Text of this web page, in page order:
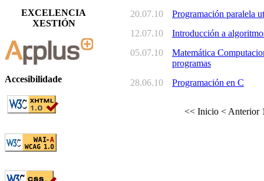
EXCELENCIA
XESTIÓN
Accesibilidade
20.07.10
Programación paralela
12.07.10
Introducción a
05.07.10
Matemática
programas
28.06.10
Programación en C
<< Inicio < Anterior